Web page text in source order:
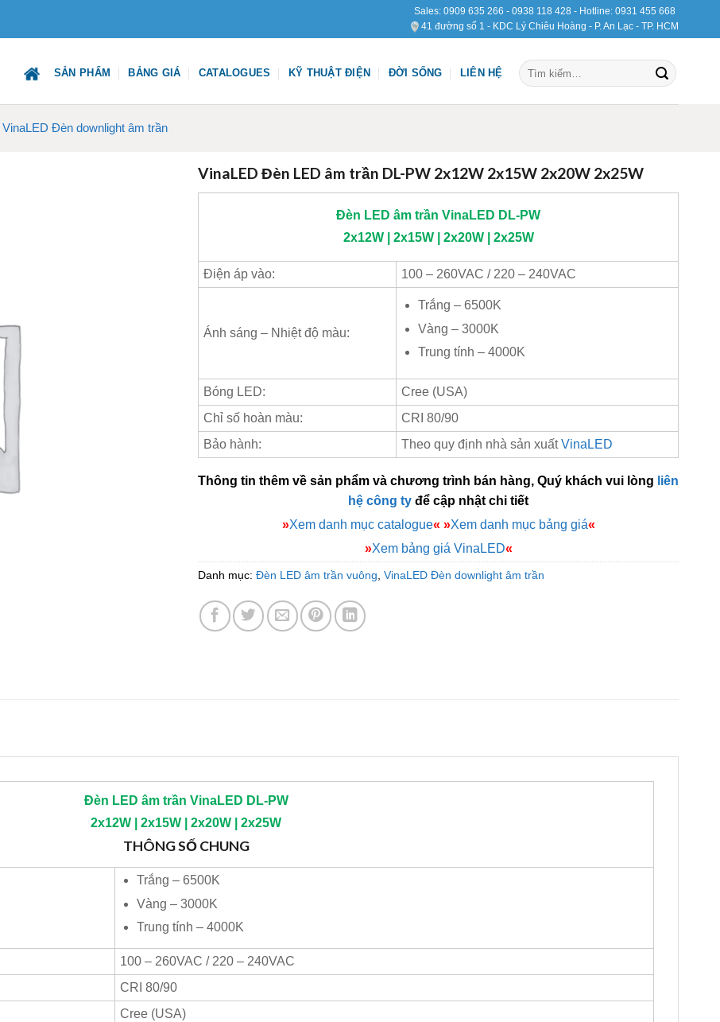
Sales: 0909 635 266 - 0938 118 428 - Hotline: 0931 455 668
41 đường số 1 - KDC Lý Chiêu Hoàng - P. An Lạc - TP. HCM
SẢN PHẨM BẢNG GIÁ CATALOGUES KỸ THUẬT ĐIỆN ĐỜI SỐNG LIÊN HỆ
Tìm
kiếm:
VinaLED Đèn downlight âm trần
VinaLED Đèn LED âm trần DL-PW 2x12W 2x15W 2x20W 2x25W
Đèn LED âm trần VinaLED DL-PW
2x12W | 2x15W | 2x20W | 2x25W
Điện áp vào: 100 – 260VAC / 220 – 240VAC
Ánh sáng – Nhiệt độ màu:
Trắng – 6500K
Vàng – 3000K
Trung tính – 4000K
Bóng LED:
Cree (USA)
Chỉ số hoàn màu:
CRI 80/90
Bảo hành:
Theo quy định nhà sản xuấtVinaLED
Thông tin thêm về sản phẩm và chương trình bán hàng, Quý khách vui lòng liên
hệ công ty để cập nhật chi tiết
»Xem danh mục catalogue« »Xem danh mục bảng giá«
»Xem bảng giá VinaLED«
Danh mục: Đèn LED âm trần vuông, VinaLED Đèn downlight âm trần
Đèn LED âm trần VinaLED DL-PW
2x12W | 2x15W | 2x20W | 2x25W
THÔNG SỐ CHUNG
Trắng – 6500K
Vàng – 3000K
Trung tính – 4000K
100 – 260VAC / 220 – 240VAC
CRI 80/90
Cree (USA)